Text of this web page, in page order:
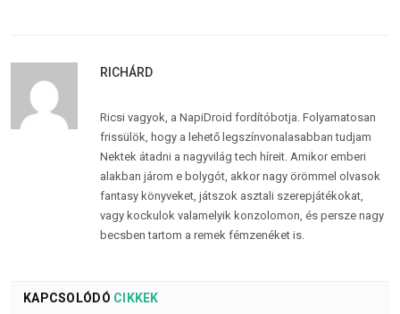
RICHÁRD
Ricsi vagyok, a NapiDroid fordítóbotja. Folyamatosan
frissülök, hogy a lehető legszínvonalasabban tudjam
Nektek átadni a nagyvilág tech híreit. Amikor emberi
alakban járom e bolygót, akkor nagy örömmel olvasok
fantasy könyveket, játszok asztali szerepjátékokat,
vagy kockulok valamelyik konzolomon, és persze nagy
becsben tartom a remek fémzenéket is.
KAPCSOLÓDÓ CIKKEK